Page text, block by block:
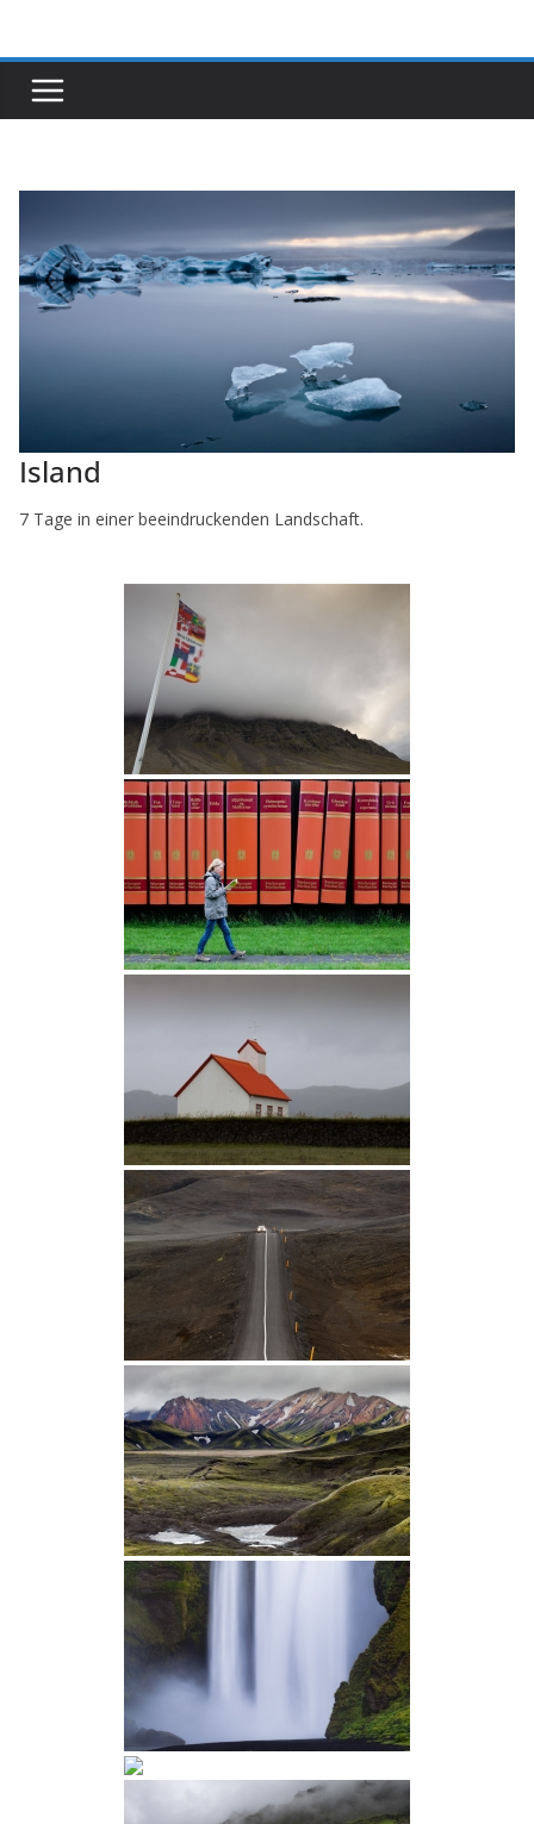
springen
Island
7 Tage in einer beeindruckenden Landschaft.